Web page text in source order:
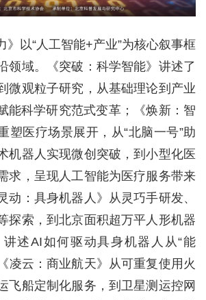
》以“人工智能+产业”为核心叙事框
领域。《突破：科学智能》讲述了
微观粒子研究，从基础理论到产业
能科学研究范式变革；《焕新：智
塑医疗场景展开，从“北脑一号”助
机器人实现微创突破，到小型化医
求，呈现人工智能为医疗服务带来
动：具身机器人》从灵巧手研发、
探索，到北京面积超万平人形机器
述AI如何驱动具身机器人从“能
凌云：商业航天》从可重复使用火
飞船定制化服务，到卫星测运控网